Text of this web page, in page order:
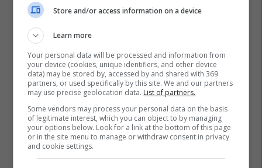
Serie A
Transferimet
Juventus
Store and/or access information on a device
Learn more
Your personal data will be processed and information from
your device (cookies, unique identifiers, and other device
data) may be stored by, accessed by and shared with 369
partners, or used specifically by this site. We and our partners
may use precise geolocation data. List of partners.
Some vendors may process your personal data on the basis
of legitimate interest, which you can object to by managing
your options below. Look for a link at the bottom of this page
or in the site menu to manage or withdraw consent in privacy
and cookie settings.